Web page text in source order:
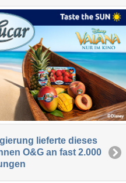
lieferte dieses
O&G an fast 2.000